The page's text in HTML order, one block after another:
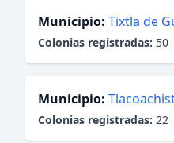
Municipio: Tixtla de
Colonias registradas: 50
Municipio:
Colonias registradas: 22